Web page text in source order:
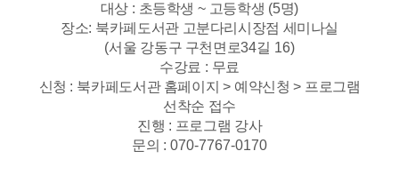
대상 : 초등학생 ~ 고등학생 (5명)
장소: 북카페도서관 고분다리시장점 세미나실
(서울 강동구 구천면로34길 16)
수강료 : 무료
신청 : 북카페도서관 홈페이지 > 예약신청 > 프로그램
선착순 접수
진행 : 프로그램 강사
문의 : 070-7767-0170